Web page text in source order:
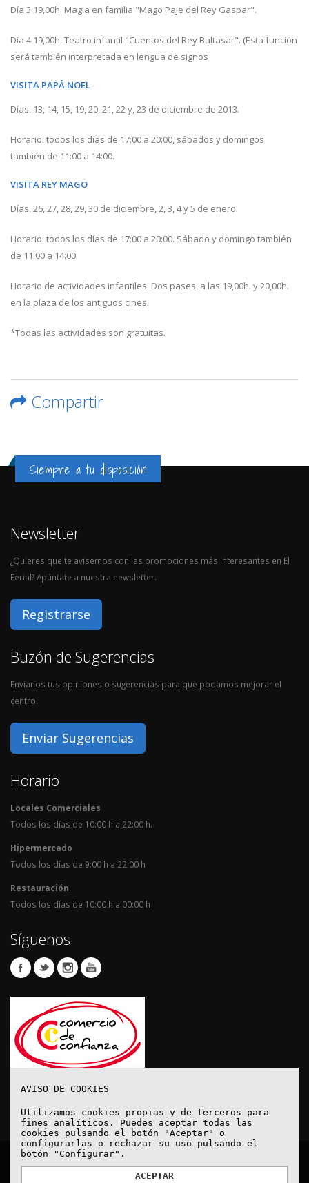
Día 3 19,00h. Magia en familia "Mago Paje del Rey Gaspar".
Día 4 19,00h. Teatro infantil "Cuentos del Rey Baltasar". (Esta función
será también interpretada en lengua de signos
VISITA PAPÁ NOEL
Días: 13, 14, 15, 19, 20, 21, 22 y, 23 de diciembre de 2013.
Horario: todos los días de 17:00 a 20:00, sábados y domingos
también de 11:00 a 14:00.
VISITA REY MAGO
Días: 26, 27, 28, 29, 30 de diciembre, 2, 3, 4 y 5 de enero.
Horario: todos los días de 17:00 a 20:00. Sábado y domingo también
de 11:00 a 14:00.
Horario de actividades infantiles: Dos pases, a las 19,00h. y 20,00h.
en la plaza de los antiguos cines.
*Todas las actividades son gratuitas.
Compartir
Siempre a tu disposición
Newsletter
¿Quieres que te avisemos con las promociones más interesantes en El
Ferial? Apúntate a nuestra newsletter.
Registrarse
Buzón de Sugerencias
Envianos tus opiniones o sugerencias para que podamos mejorar el
centro.
Enviar Sugerencias
Horario
Locales Comerciales
Todos los días de 10:00 h a 22:00 h.
Hipermercado
Todos los días de 9:00 h a 22:00 h
Restauración
Todos los días de 10:00 h a 00:00 h
Síguenos
© Copyright 2020. Todos los derechos reservados.
AVISO DE COOKIES
Utilizamos cookies propias y de terceros para
fines analíticos. Puedes aceptar todas las
cookies pulsando el botón "Aceptar" o
configurarlas o rechazar su uso pulsando el
botón "Configurar".
ACEPTAR